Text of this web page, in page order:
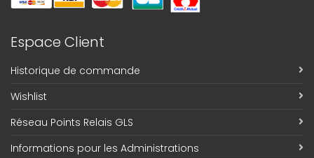
Espace Client
Historique de commande
Wishlist
Réseau Points Relais GLS
Informations pour les Administrations